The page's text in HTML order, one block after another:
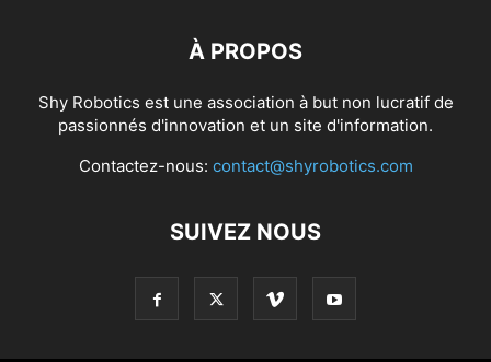
À PROPOS
Shy Robotics est une association à but non lucratif de
passionnés d'innovation et un site d'information.
Contactez-nous: contact@shyrobotics.com
SUIVEZ NOUS